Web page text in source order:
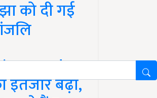
को दी गई
Update:
इंतजार बढ़ा,